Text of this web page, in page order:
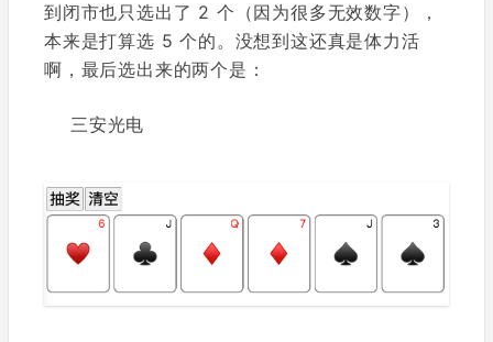
到闭市也只选出了 2 个（因为很多无效数字），
本来是打算选 5 个的。没想到这还真是体力活
啊，最后选出来的两个是：
三安光电